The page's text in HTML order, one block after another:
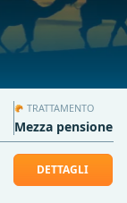
🥐 TRATTAMENTO
Mezza pensione
DETTAGLI